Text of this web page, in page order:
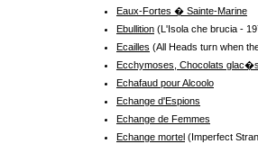
Eaux-Fortes � Sainte-Marine
Ebullition (L'Isola che brucia -
Ecailles (All Heads turn when
Ecchymoses, Chocolats glac�s
Echafaud pour Alcoolo
Echange d'Espions
Echange de Femmes
Echange mortel (Imperfect